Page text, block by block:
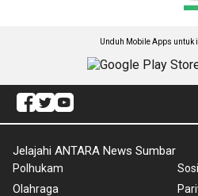
Unduh Mobile Apps untuk
Jelajahi ANTARA News Sumbar
Polhukam
Olahraga